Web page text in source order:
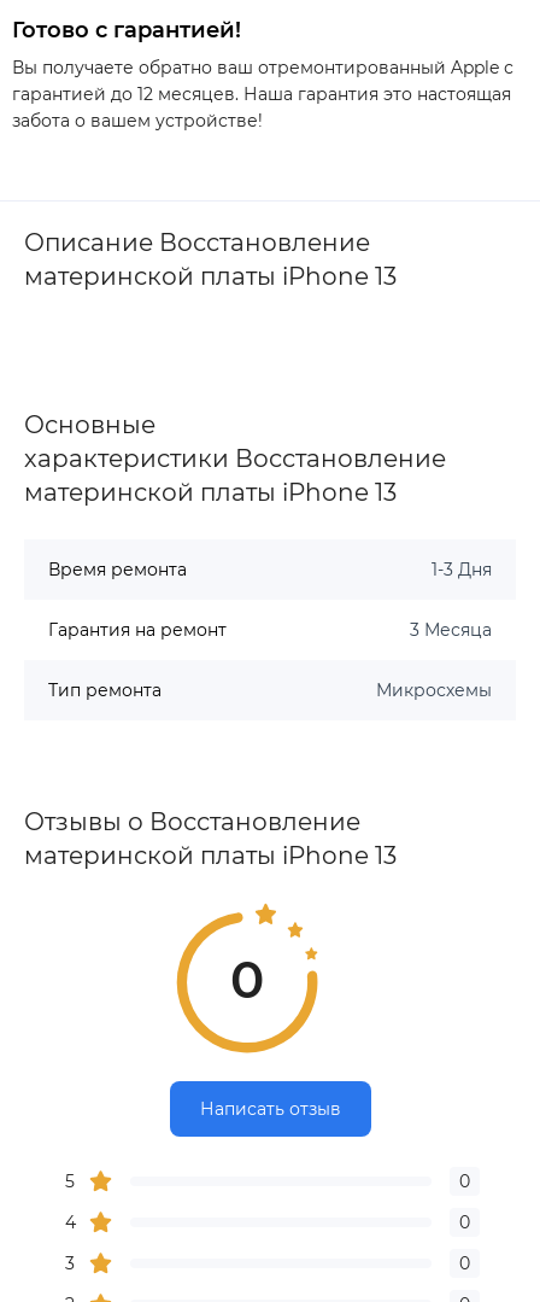
Готово с гарантией!
Вы получаете обратно ваш отремонтированный Apple с
гарантией до 12 месяцев. Наша гарантия это настоящая
забота о вашем устройстве!
Описание Восстановление
материнской платы iPhone 13
Основные
характеристики Восстановление
материнской платы iPhone 13
Время ремонта 1-3 Дня
Гарантия на ремонт 3 Месяца
Тип ремонта Микросхемы
Отзывы о Восстановление
материнской платы iPhone 13
0
Написать отзыв
5
0
4
0
3
0